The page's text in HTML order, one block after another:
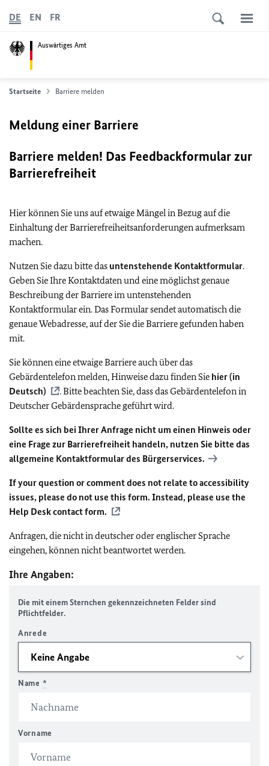
Auswärtiges Amt
DE EN FR
Startseite Barriere melden
Meldung einer Barriere
Barriere melden! Das Feedbackformular zur
Barrierefreiheit
Hier können Sie uns auf etwaige Mängel in Bezug auf die
Einhaltung der Barrierefreiheitsanforderungen aufmerksam
machen.
Nutzen Sie dazu bitte das untenstehende Kontaktformular.
Geben Sie Ihre Kontaktdaten und eine möglichst genaue
Beschreibung der Barriere im untenstehenden
Kontaktformular ein. Das Formular sendet automatisch die
genaue Webadresse, auf der Sie die Barriere gefunden haben
mit.
Sie können eine etwaige Barriere auch über das
Gebärdentelefon melden, Hinweise dazu finden Sie hier (in
Deutsch)
. Bitte beachten Sie, dass das Gebärdentelefon in
Deutscher Gebärdensprache geführt wird.
Sollte es sich bei Ihrer Anfrage nicht um einen Hinweis oder
eine Frage zur Barrierefreiheit handeln, nutzen Sie bitte das
allgemeine Kontaktformular des Bürgerservices.
If your question or comment does not relate to accessibility
issues, please do not use this form. Instead, please use the
Help Desk contact form.
Anfragen, die nicht in deutscher oder englischer Sprache
eingehen, können nicht beantwortet werden.
Ihre Angaben:
Die mit einem Sternchen gekennzeichneten Felder sind
Pflichtfelder.
Anrede
Name *
Vorname